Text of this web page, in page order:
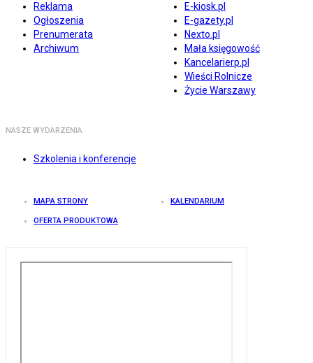
Reklama
Ogłoszenia
Prenumerata
Archiwum
E-kiosk.pl
E-gazety.pl
Nexto.pl
Mała księgowość
Kancelarierp.pl
Wieści Rolnicze
Życie Warszawy
NASZE WYDARZENIA
Szkolenia i konferencje
MAPA STRONY KALENDARIUM
OFERTA PRODUKTOWA